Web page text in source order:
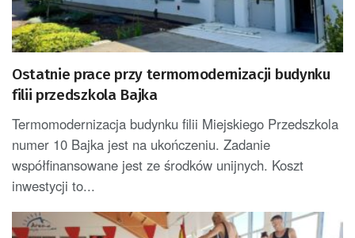
Ostatnie prace przy termomodernizacji budynku
filii przedszkola Bajka
Termomodernizacja budynku filii Miejskiego Przedszkola
numer 10 Bajka jest na ukończeniu. Zadanie
współfinansowane jest ze środków unijnych. Koszt
inwestycji to...